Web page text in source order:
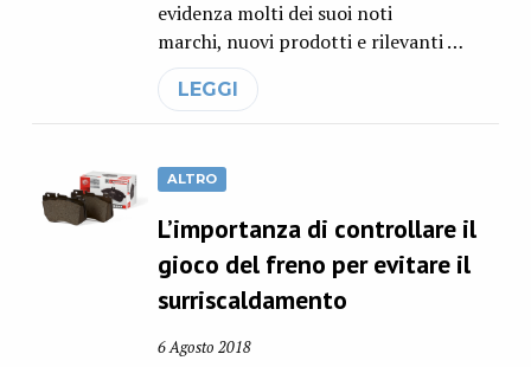
evidenza molti dei suoi noti
marchi, nuovi prodotti e rilevanti …
LEGGI
ALTRO
L’importanza di controllare il
gioco del freno per evitare il
surriscaldamento
6 Agosto 2018